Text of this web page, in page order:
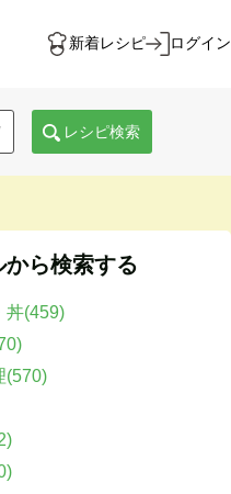
新着レシピ ログイン
レシピ検索
から検索する
丼(459)
(570)